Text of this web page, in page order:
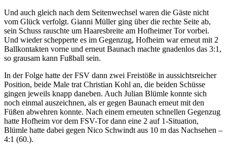
Und auch gleich nach dem Seitenwechsel waren die Gäste nicht
vom Glück verfolgt. Gianni Müller ging über die rechte Seite ab,
sein Schuss rauschte um Haaresbreite am Hofheimer Tor vorbei.
Und wieder schepperte es im Gegenzug, Hofheim war erneut mit 2
Ballkontakten vorne und erneut Baunach machte gnadenlos das 3:1,
so grausam kann Fußball sein.
In der Folge hatte der FSV dann zwei Freistöße in aussichtsreicher
Position, beide Male trat Christian Kohl an, die beiden Schüsse
gingen jeweils knapp daneben. Auch Julian Blümle konnte sich
noch einmal auszeichnen, als er gegen Baunach erneut mit den
Füßen abwehren konnte. Nach einem erneuten schnellen Gegenzug
hatte Hofheim vor dem FSV-Tor dann eine 2 auf 1-Situation,
Blümle hatte dabei gegen Nico Schwindt aus 10 m das Nachsehen –
4:1 (60.).